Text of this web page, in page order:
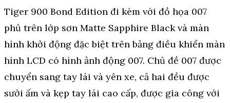
Tiger 900 Bond Edition đi kèm với đồ họa 007
phủ trên lớp sơn Matte Sapphire Black và màn
hình khởi động đặc biệt trên bảng điều khiển màn
hình LCD có hình ảnh động 007. Chủ đề 007 được
chuyển sang tay lái và yên xe, cả hai đều được
sưởi ấm và kẹp tay lái cao cấp, được gia công với